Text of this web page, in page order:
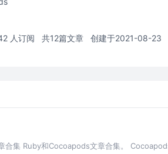
人订阅 共12篇文章 创建于2021-08-23
合集 Ruby和Cocoapods文章合集。